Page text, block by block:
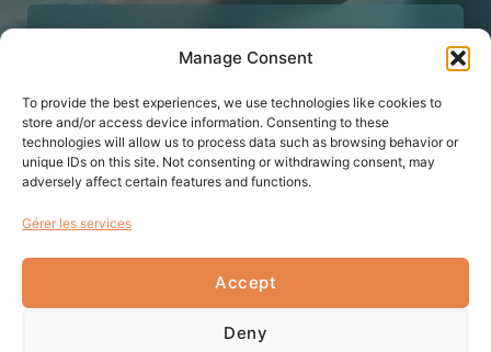
Manage Consent
To provide the best experiences, we use technologies like cookies to
store and/or access device information. Consenting to these
technologies will allow us to process data such as browsing behavior or
unique IDs on this site. Not consenting or withdrawing consent, may
adversely affect certain features and functions.
Gérer les services
Accept
Deny
Av. Reine Astrid 2, 7000 Mons